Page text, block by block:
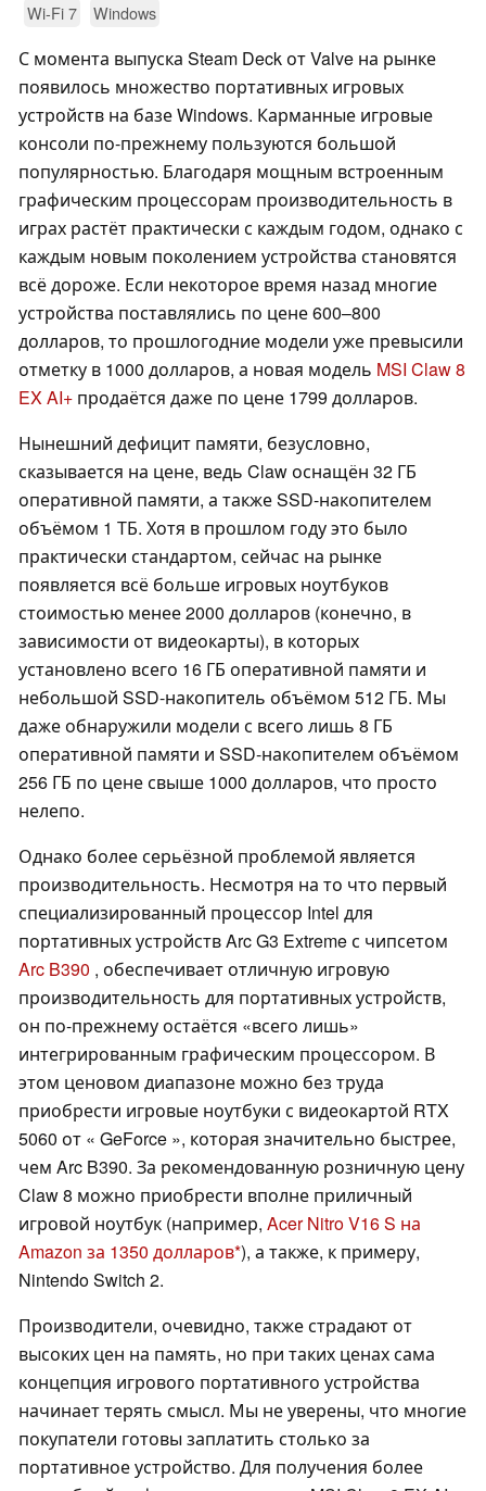
Wi-Fi 7
Windows
С момента выпуска Steam Deck от Valve на рынке
появилось множество портативных игровых
устройств на базе Windows. Карманные игровые
консоли по-прежнему пользуются большой
популярностью. Благодаря мощным встроенным
графическим процессорам производительность в
играх растёт практически с каждым годом, однако с
каждым новым поколением устройства становятся
всё дороже. Если некоторое время назад многие
устройства поставлялись по цене 600–800
долларов, то прошлогодние модели уже превысили
отметку в 1000 долларов, а новая модель MSI Claw 8
EX AI+ продаётся даже по цене 1799 долларов.
Нынешний дефицит памяти, безусловно,
сказывается на цене, ведь Claw оснащён 32 ГБ
оперативной памяти, а также SSD-накопителем
объёмом 1 ТБ. Хотя в прошлом году это было
практически стандартом, сейчас на рынке
появляется всё больше игровых ноутбуков
стоимостью менее 2000 долларов (конечно, в
зависимости от видеокарты), в которых
установлено всего 16 ГБ оперативной памяти и
небольшой SSD-накопитель объёмом 512 ГБ. Мы
даже обнаружили модели с всего лишь 8 ГБ
оперативной памяти и SSD-накопителем объёмом
256 ГБ по цене свыше 1000 долларов, что просто
нелепо.
Однако более серьёзной проблемой является
производительность. Несмотря на то что первый
специализированный процессор Intel для
портативных устройств Arc G3 Extreme с чипсетом
Arc B390 , обеспечивает отличную игровую
производительность для портативных устройств,
он по-прежнему остаётся «всего лишь»
интегрированным графическим процессором. В
этом ценовом диапазоне можно без труда
приобрести игровые ноутбуки с видеокартой RTX
5060 от « GeForce », которая значительно быстрее,
чем Arc B390. За рекомендованную розничную цену
Claw 8 можно приобрести вполне приличный
игровой ноутбук (например, Acer Nitro V16 S на
Amazon за 1350 долларов ), а также, к примеру,
Nintendo Switch 2.
Производители, очевидно, также страдают от
высоких цен на память, но при таких ценах сама
концепция игрового портативного устройства
начинает терять смысл. Мы не уверены, что многие
покупатели готовы заплатить столько за
портативное устройство. Для получения более